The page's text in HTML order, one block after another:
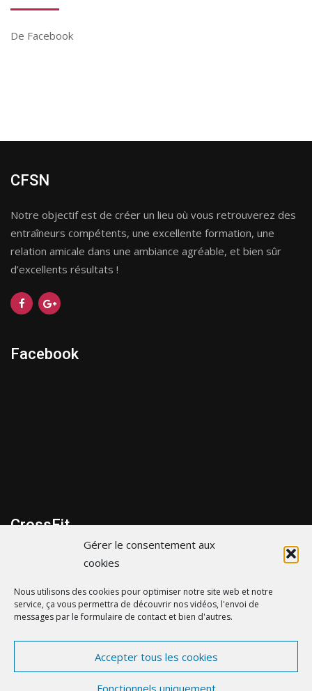
Gérer le consentement aux
cookies
Nous utilisons des cookies pour optimiser notre site web et notre
service, ça vous permettra de découvrir nos vidéos, l'envoi de
messages par le formulaire de contact et bien d'autres.
Accepter tous les cookies
Fonctionnels uniquement
De Facebook
CFSN
Notre objectif est de créer un lieu où vous retrouverez des
entraîneurs compétents, une excellente formation, une
relation amicale dans une ambiance agréable, et bien sûr
d’excellents résultats !
Facebook
CrossFit
299 bis Route de la cote d’Amour, 44600 Saint-Nazaire
06 43 35 31 65
contact@crossfitsaintnazaire.fr